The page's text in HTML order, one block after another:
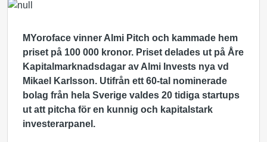
MYoroface vinner Almi Pitch och kammade hem
priset på 100 000 kronor. Priset delades ut på Åre
Kapitalmarknadsdagar av Almi Invests nya vd
Mikael Karlsson. Utifrån ett 60-tal nominerade
bolag från hela Sverige valdes 20 tidiga startups
ut att pitcha för en kunnig och kapitalstark
investerarpanel.